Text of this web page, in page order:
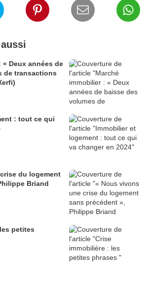
Deux années de
de transactions
: tout ce qui
du logement
Briand
petites